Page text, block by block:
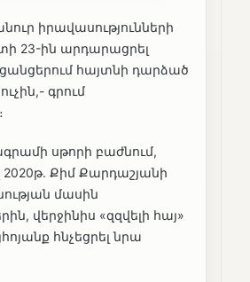
իրավասությունների
23-ին արդարացրել
հայտնի դարձած
գրում
սթորի բաժնում,
Քիմ Քարդաշյանի
մասին
վերջինիս «զզվելի հայ»
հնչեցրել նրա